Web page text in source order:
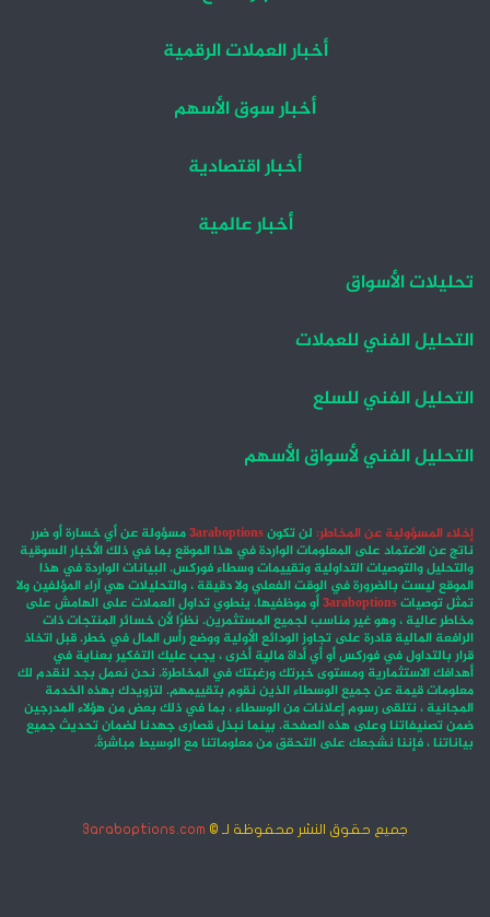
أخبار العملات الرقمية
أخبار سوق الأسهم
أخبار اقتصادية
أخبار عالمية
تحليلات الأسواق
التحليل الفني للعملات
التحليل الفني للسلع
التحليل الفني لأسواق الأسهم
إخلاء المسؤولية عن المخاطر: لن تكون3araboptionsمسؤولة عن أي خسارة أو ضرر
ناتج عن الاعتماد على المعلومات الواردة في هذا الموقع بما في ذلك الأخبار السوقية
والتحليل والتوصيات التداولية وتقييمات وسطاء فوركس. البيانات الواردة في هذا
الموقع ليست بالضرورة في الوقت الفعلي ولا دقيقة ، والتحليلات هي آراء المؤلفين ولا
تمثل توصيات3araboptionsأو موظفيها. ينطوي تداول العملات على الهامش على
مخاطر عالية ، وهو غير مناسب لجميع المستثمرين. نظرًا لأن خسائر المنتجات ذات
الرافعة المالية قادرة على تجاوز الودائع الأولية ووضع رأس المال في خطر. قبل اتخاذ
قرار بالتداول في فوركس أو أي أداة مالية أخرى ، يجب عليك التفكير بعناية في
أهدافك الاستثمارية ومستوى خبرتك ورغبتك في المخاطرة. نحن نعمل بجد لنقدم لك
معلومات قيمة عن جميع الوسطاء الذين نقوم بتقييمهم. لتزويدك بهذه الخدمة
المجانية ، نتلقى رسوم إعلانات من الوسطاء ، بما في ذلك بعض من هؤلاء المدرجين
ضمن تصنيفاتنا وعلى هذه الصفحة. بينما نبذل قصارى جهدنا لضمان تحديث جميع
بياناتنا ، فإننا نشجعك على التحقق من معلوماتنا مع الوسيط مباشرةً.
جميع حقوق النشر محفوظة لـ © 3araboptions.com